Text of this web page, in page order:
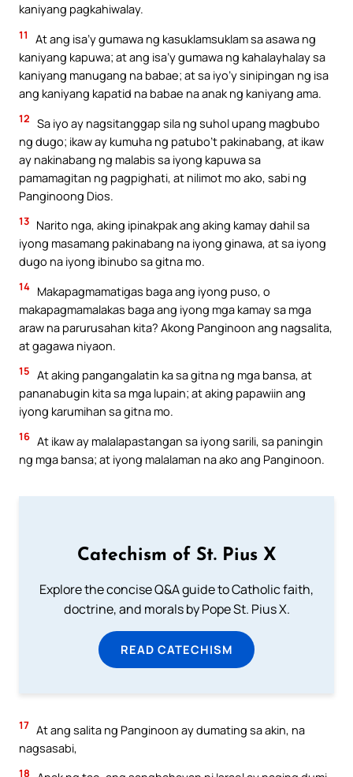
kaniyang pagkahiwalay.
11
At ang isa’y gumawa ng kasuklamsuklam sa asawa ng
kaniyang kapuwa; at ang isa’y gumawa ng kahalayhalay sa
kaniyang manugang na babae; at sa iyo’y sinipingan ng isa
ang kaniyang kapatid na babae na anak ng kaniyang ama.
12 Sa iyo ay nagsitanggap sila ng suhol upang magbubo
ng dugo; ikaw ay kumuha ng patubo’t pakinabang, at ikaw
ay nakinabang ng malabis sa iyong kapuwa sa
pamamagitan ng pagpighati, at nilimot mo ako, sabi ng
Panginoong Dios.
13 Narito nga, aking ipinakpak ang aking kamay dahil sa
iyong masamang pakinabang na iyong ginawa, at sa iyong
dugo na iyong ibinubo sa gitna mo.
14 Makapagmamatigas baga ang iyong puso, o
makapagmamalakas baga ang iyong mga kamay sa mga
araw na parurusahan kita? Akong Panginoon ang nagsalita,
at gagawa niyaon.
15 At aking pangangalatin ka sa gitna ng mga bansa, at
pananabugin kita sa mga lupain; at aking papawiin ang
iyong karumihan sa gitna mo.
16 At ikaw ay malalapastangan sa iyong sarili, sa paningin
ng mga bansa; at iyong malalaman na ako ang Panginoon.
Catechism of St. Pius X
Explore the concise Q&A guide to Catholic faith,
doctrine, and morals by Pope St. Pius X.
READ CATECHISM
17 At ang salita ng Panginoon ay dumating sa akin, na
nagsasabi,
18